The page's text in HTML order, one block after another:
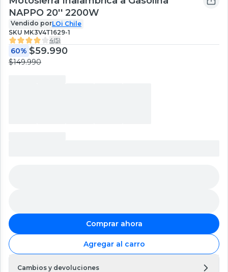
NAPPO 20'' 2200W
Vendido porLOi Chile
SKU MK3V4T1629-1
4(5)
60% $59.990
$149.990
Comprar ahora
Agregar al carro
Cambios y devoluciones